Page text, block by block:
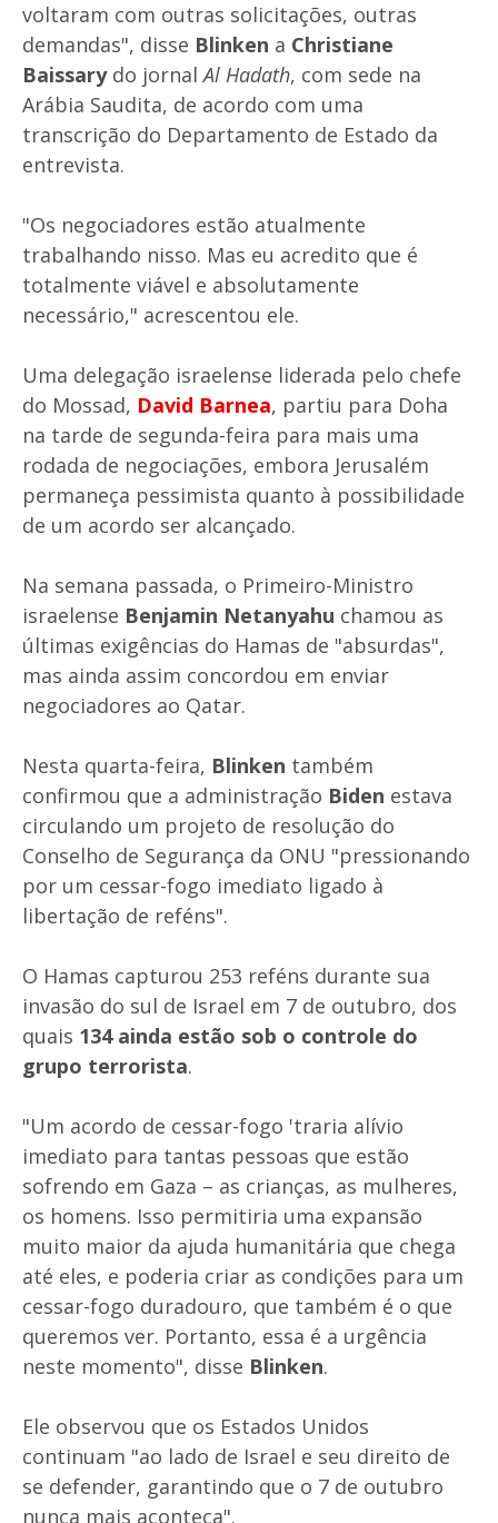
voltaram com outras solicitações, outras
demandas", disse Blinken a Christiane
Baissarydo jornalAl Hadath, com sede na
Arábia Saudita, de acordo com uma
transcrição do Departamento de Estado da
entrevista.
"Os negociadores estão atualmente
trabalhando nisso. Mas eu acredito que é
totalmente viável e absolutamente
necessário," acrescentou ele.
Uma delegação israelense liderada pelo chefe
do Mossad, David Barnea, partiu para Doha
na tarde de segunda-feira para mais uma
rodada de negociações, embora Jerusalém
permaneça pessimista quanto à possibilidade
de um acordo ser alcançado.
Na semana passada, o Primeiro-Ministro
israelense Benjamin Netanyahu chamou as
últimas exigências do Hamas de "absurdas",
mas ainda assim concordou em enviar
negociadores ao Qatar.
Nesta quarta-feira, Blinken também
confirmou que a administração Biden estava
circulando um projeto de resolução do
Conselho de Segurança da ONU "pressionando
por um cessar-fogo imediato ligado à
libertação de reféns".
O Hamas capturou 253 reféns durante sua
invasão do sul de Israel em 7 de outubro, dos
quais 134 ainda estão sob o controle do
grupo terrorista.
"Um acordo de cessar-fogo 'traria alívio
imediato para tantas pessoas que estão
sofrendo em Gaza – as crianças, as mulheres,
os homens. Isso permitiria uma expansão
muito maior da ajuda humanitária que chega
até eles, e poderia criar as condições para um
cessar-fogo duradouro, que também é o que
queremos ver. Portanto, essa é a urgência
neste momento", disse Blinken.
Ele observou que os Estados Unidos
continuam "ao lado de Israel e seu direito de
se defender, garantindo que o 7 de outubro
nunca mais aconteça".